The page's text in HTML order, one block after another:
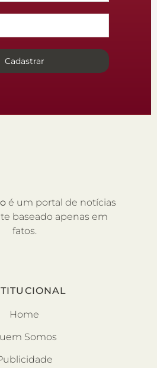
Cadastrar
é um portal de notícias
baseado apenas em
fatos.
Home
Somos